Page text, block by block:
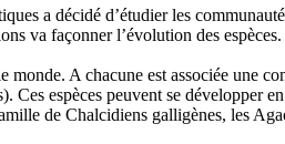
a décidé d’étudier les
va façonner l’évolution des
monde. A chacune est associée une
Ces espèces peuvent se
de Chalcidiens galligènes, les